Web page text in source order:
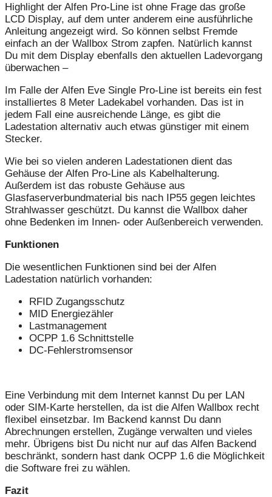
Highlight der Alfen Pro-Line ist ohne Frage das große
LCD Display, auf dem unter anderem eine ausführliche
Anleitung angezeigt wird. So können selbst Fremde
einfach an der Wallbox Strom zapfen. Natürlich kannst
Du mit dem Display ebenfalls den aktuellen Ladevorgang
überwachen –
Im Falle der Alfen Eve Single Pro-Line ist bereits ein fest
installiertes 8 Meter Ladekabel vorhanden. Das ist in
jedem Fall eine ausreichende Länge, es gibt die
Ladestation alternativ auch etwas günstiger mit einem
Stecker.
Wie bei so vielen anderen Ladestationen dient das
Gehäuse der Alfen Pro-Line als Kabelhalterung.
Außerdem ist das robuste Gehäuse aus
Glasfaserverbundmaterial bis nach IP55 gegen leichtes
Strahlwasser geschützt. Du kannst die Wallbox daher
ohne Bedenken im Innen- oder Außenbereich verwenden.
Funktionen
Die wesentlichen Funktionen sind bei der Alfen
Ladestation natürlich vorhanden:
RFID Zugangsschutz
MID Energiezähler
Lastmanagement
OCPP 1.6 Schnittstelle
DC-Fehlerstromsensor
Eine Verbindung mit dem Internet kannst Du per LAN
oder SIM-Karte herstellen, da ist die Alfen Wallbox recht
flexibel einsetzbar. Im Backend kannst Du dann
Abrechnungen erstellen, Zugänge verwalten und vieles
mehr. Übrigens bist Du nicht nur auf das Alfen Backend
beschränkt, sondern hast dank OCPP 1.6 die Möglichkeit
die Software frei zu wählen.
Fazit